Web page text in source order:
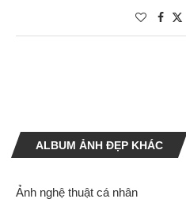
ALBUM ẢNH ĐẸP KHÁC
Ảnh nghệ thuật cá nhân